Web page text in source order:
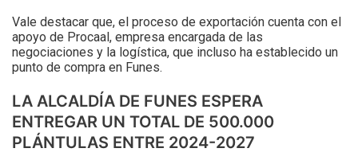
Vale destacar que, el proceso de exportación cuenta con el
apoyo de Procaal, empresa encargada de las
negociaciones y la logística, que incluso ha establecido un
punto de compra en Funes.
LA ALCALDÍA DE FUNES ESPERA
ENTREGAR UN TOTAL DE 500.000
PLÁNTULAS ENTRE 2024-2027